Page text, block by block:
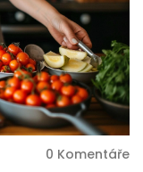
0 Komentáře